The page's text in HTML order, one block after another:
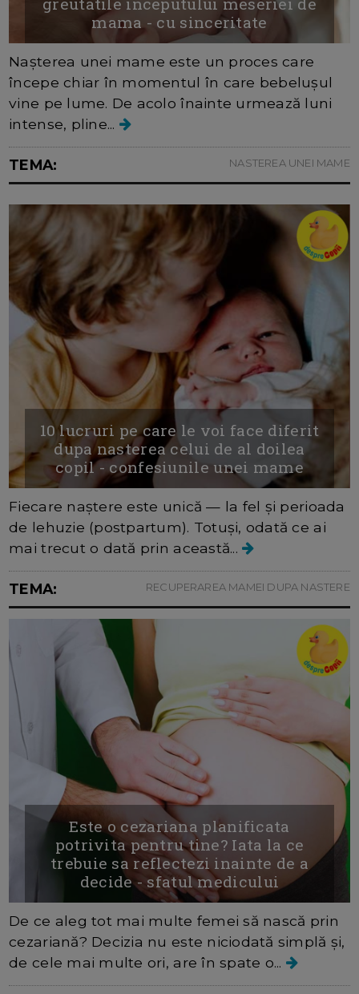
mama - cu sinceritate
Nașterea unei mame este un proces care
începe chiar în momentul în care bebelușul
vine pe lume. De acolo înainte urmează luni
intense, pline...
TEMA: NASTEREA UNEI MAME
10 lucruri pe care le voi face diferit
dupa nasterea celui de al doilea
copil - confesiunile unei mame
Fiecare naștere este unică — la fel și perioada
de lehuzie (postpartum). Totuși, odată ce ai
mai trecut o dată prin această...
TEMA: RECUPERAREA MAMEI DUPA NASTERE
Este o cezariana planificata
potrivita pentru tine? Iata la ce
trebuie sa reflectezi inainte de a
decide - sfatul medicului
De ce aleg tot mai multe femei să nască prin
cezariană? Decizia nu este niciodată simplă și,
de cele mai multe ori, are în spate o...